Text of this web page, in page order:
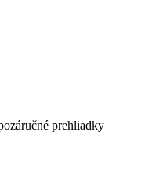
prehliadky